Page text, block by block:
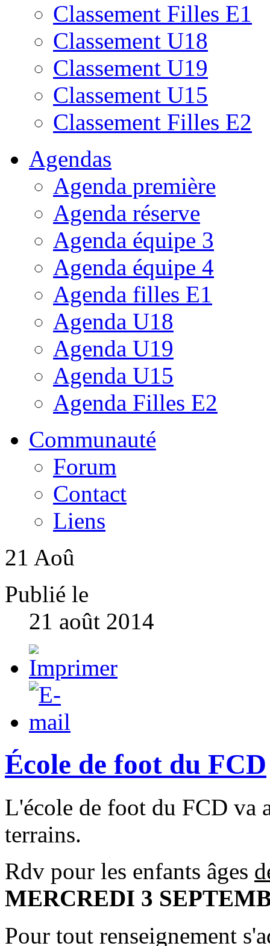
Classement Filles E1
Classement U18
Classement U19
Classement U15
Classement Filles E2
Agendas
Agenda première
Agenda réserve
Agenda équipe 3
Agenda équipe 4
Agenda filles E1
Agenda U18
Agenda U19
Agenda U15
Agenda Filles E2
Communauté
Forum
Contact
Liens
21 Aoû
Publié le
21 août 2014
École de foot du FCD
L'école de foot du FCD va
terrains.
Rdv pour les enfants âges
MERCREDI 3
Pour tout renseignement